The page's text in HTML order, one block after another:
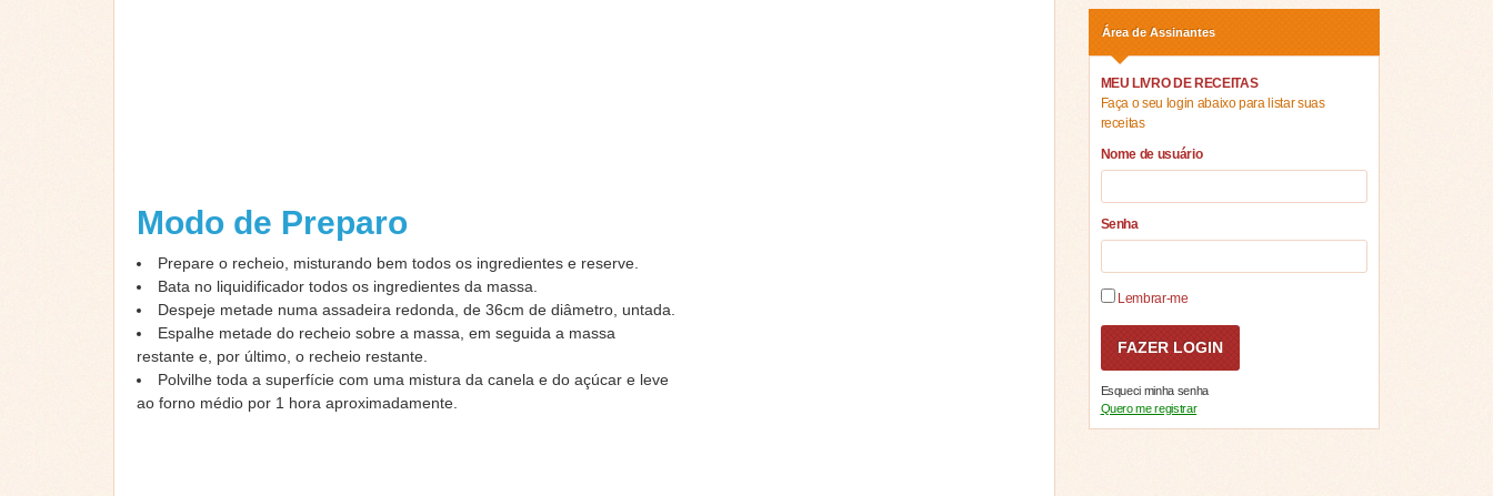
Modo de Preparo
Prepare o recheio, misturando bem todos os ingredientes e reserve.
Bata no liquidificador todos os ingredientes da massa.
Despeje metade numa assadeira redonda, de 36cm de diâmetro, untada.
Espalhe metade do recheio sobre a massa, em seguida a massa
restante e, por último, o recheio restante.
Polvilhe toda a superfície com uma mistura da canela e do açúcar e leve
ao forno médio por 1 hora aproximadamente.
Área de Assinantes
MEU LIVRO DE RECEITAS
Faça o seu login abaixo para listar suas
receitas
Nome de usuário
Senha
Lembrar-me
Esqueci minha senha
Quero me registrar